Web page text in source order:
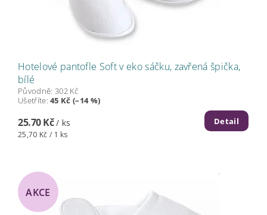
Hotelové pantofle Soft v eko sáčku, zavřená špička,
bílé
Původně: 302 Kč
Ušetříte:45 Kč (–14 %)
25.70 Kč / ks
25,70 Kč / 1 ks
Detail
AKCE